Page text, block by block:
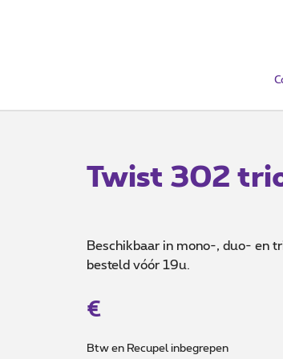
Twist 302
Beschikbaar in mono-, duo- en
besteld vóór 19u.
€
Btw en Recupel inbegrepen